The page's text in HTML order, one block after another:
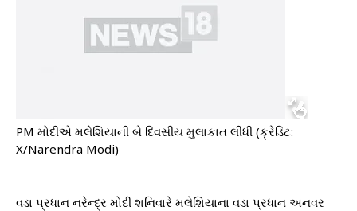
PM મોદીએ મલેશિયાની બે દિવસીય મુલાકાત લીધી (ક્રેડિટ:
X/Narendra Modi)
વડા પ્રધાન નરેન્દ્ર મોદી શનિવારે મલેશિયાના વડા પ્રધાન અનવર